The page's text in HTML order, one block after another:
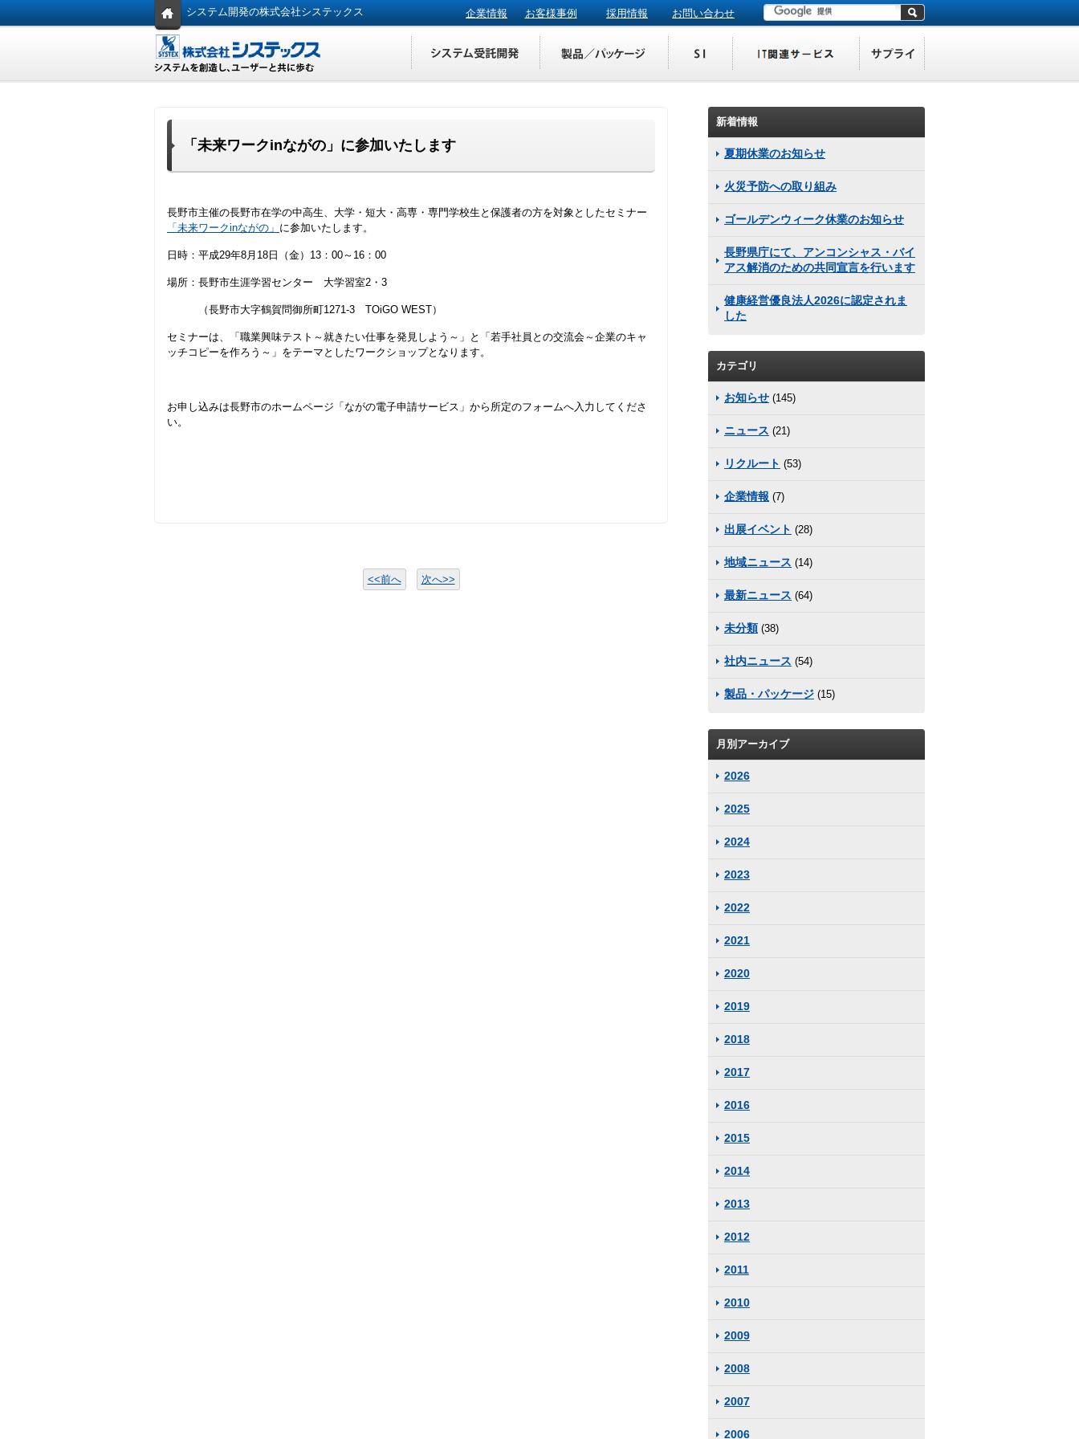
システム開発の株式会社システックス 企業情報 お客様事例 採用情報 お問い合わせ
「未来ワークinながの」に参加いたします
長野市主催の長野市在学の中高生、大学・短大・高専・専門学校生と保護者の方を対象としたセミナー
「未来ワークinながの」 に参加いたします。
日時：平成29年8月18日（金）13：00～16：00
場所：長野市生涯学習センター 大学習室2・3
（長野市大字鶴賀問御所町1271-3 TOiGO WEST）
セミナーは、「職業興味テスト～就きたい仕事を発見しよう～」と「若手社員との交流会～企業のキャ
ッチコピーを作ろう～」をテーマとしたワークショップとなります。
お申し込みは長野市のホームページ「ながの電子申請サービス」から所定のフォームへ入力してくださ
い。
<<前へ 次へ>>
新着情報
夏期休業のお知らせ
火災予防への取り組み
ゴールデンウィーク休業のお知らせ
長野県庁にて、アンコンシャス・バイ
アス解消のための共同宣言を行います
健康経営優良法人2026に認定されま
した
カテゴリ
お知らせ (145)
ニュース (21)
リクルート (53)
企業情報 (7)
出展イベント (28)
地域ニュース (14)
最新ニュース (64)
未分類 (38)
社内ニュース (54)
製品・パッケージ (15)
月別アーカイブ
2026
2025
2024
2023
2022
2021
2020
2019
2018
2017
2016
2015
2014
2013
2012
2011
2010
2009
2008
2007
2006